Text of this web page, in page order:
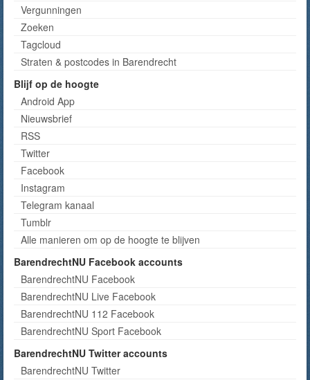
Vergunningen
Zoeken
Tagcloud
Straten & postcodes in Barendrecht
Blijf op de hoogte
Android App
Nieuwsbrief
RSS
Twitter
Facebook
Instagram
Telegram kanaal
Tumblr
Alle manieren om op de hoogte te blijven
BarendrechtNU Facebook accounts
BarendrechtNU Facebook
BarendrechtNU Live Facebook
BarendrechtNU 112 Facebook
BarendrechtNU Sport Facebook
BarendrechtNU Twitter accounts
BarendrechtNU Twitter